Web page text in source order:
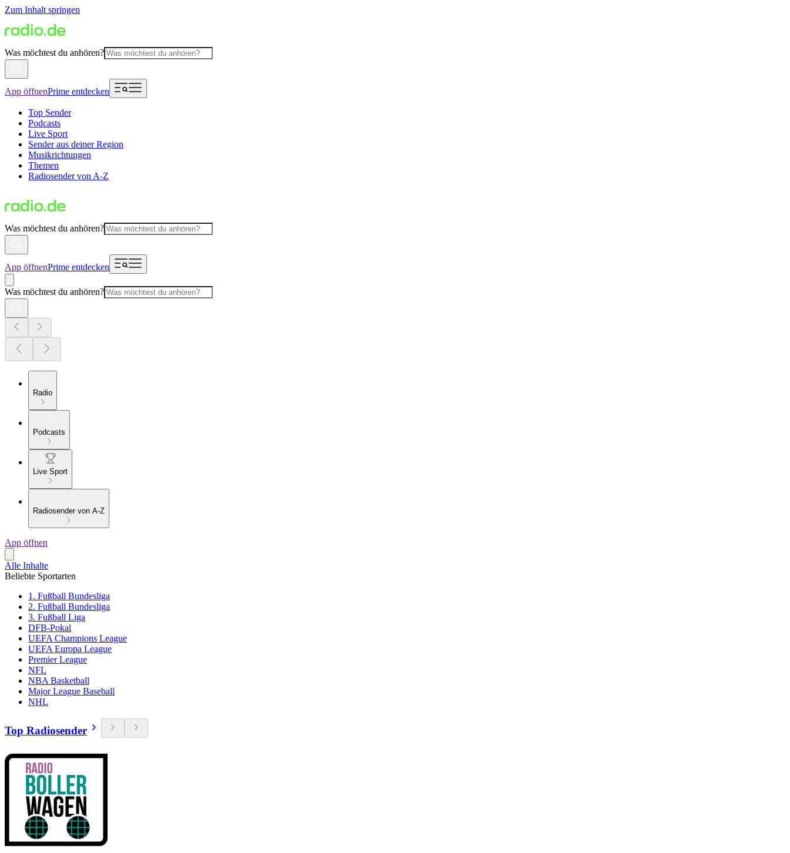
Zum Inhalt springen
Was möchtest du anhören?
App öffnenPrime entdecken
Top Sender
Podcasts
Live Sport
Sender aus deiner Region
Musikrichtungen
Themen
Radiosender von A-Z
Was möchtest du anhören?
App öffnenPrime entdecken
Was möchtest du anhören?
Radio
Podcasts
Live Sport
Radiosender von A-Z
App öffnen
Alle Inhalte
Beliebte Sportarten
1. Fußball Bundesliga
2. Fußball Bundesliga
3. Fußball Liga
DFB-Pokal
UEFA Champions League
UEFA Europa League
Premier League
NFL
NBA Basketball
Major League Baseball
NHL
Top Radiosender